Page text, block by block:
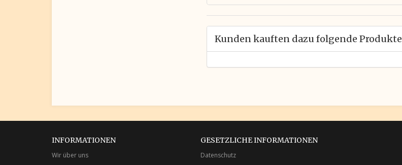
Kunden kauften dazu folgende Produkte
INFORMATIONEN
Wir über uns
GESETZLICHE INFORMATIONEN
Datenschutz